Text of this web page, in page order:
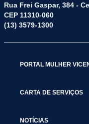
Rua Frei Gaspar, 384 -
CEP 11310-060
(13) 3579-1300
PORTAL MULHER
CARTA DE SERVIÇOS
NOTÍCIAS